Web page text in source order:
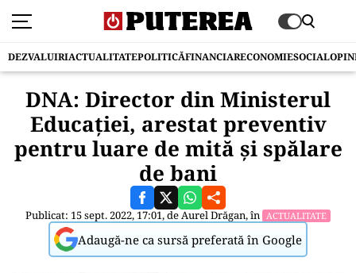
DEZVALUIRIACTUALITATEPOLITICĂFINANCIARECONOMIESOCIAL
DNA: Director din Ministerul
Educaţiei, arestat preventiv
pentru luare de mită şi spălare
de bani
Publicat: 15 sept. 2022, 17:01, deAurel Drăgan, în ACTUALITATE
Adaugă-ne ca sursă preferată în Google